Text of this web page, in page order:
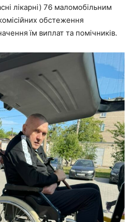
лікарні) 76 маломобільним
обстеження
їм виплат та помічників.